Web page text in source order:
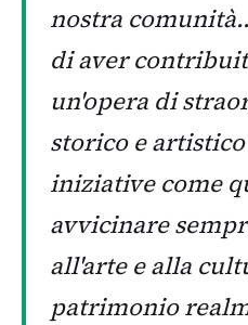
nostra
di aver
un'opera di
storico e
iniziative come
avvicinare
all'arte e alla
patrimonio